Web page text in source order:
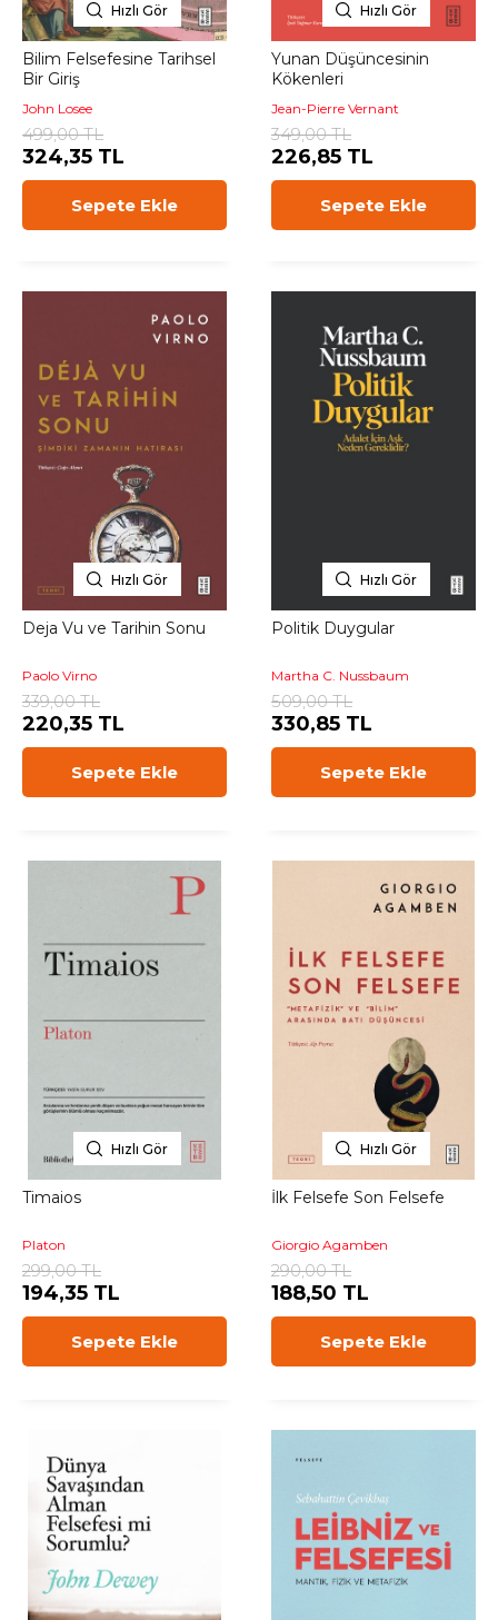
Hızlı Gör
Bilim Felsefesine Tarihsel
Bir Giriş
John Losee
499,00 TL
324,35 TL
Sepete Ekle
Hızlı Gör
Yunan Düşüncesinin
Kökenleri
Jean-Pierre Vernant
349,00 TL
226,85 TL
Sepete Ekle
Hızlı Gör
Deja Vu ve Tarihin Sonu
Paolo Virno
339,00 TL
220,35 TL
Sepete Ekle
Hızlı Gör
Politik Duygular
Martha C. Nussbaum
509,00 TL
330,85 TL
Sepete Ekle
Hızlı Gör
Timaios
Platon
299,00 TL
194,35 TL
Sepete Ekle
Hızlı Gör
İlk Felsefe Son Felsefe
Giorgio Agamben
290,00 TL
188,50 TL
Sepete Ekle